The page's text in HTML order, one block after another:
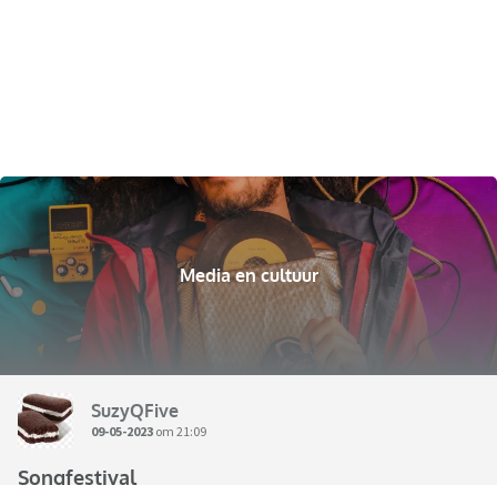
Media en cultuur
SuzyQFive
09-05-2023 om 21:09
Songfestival